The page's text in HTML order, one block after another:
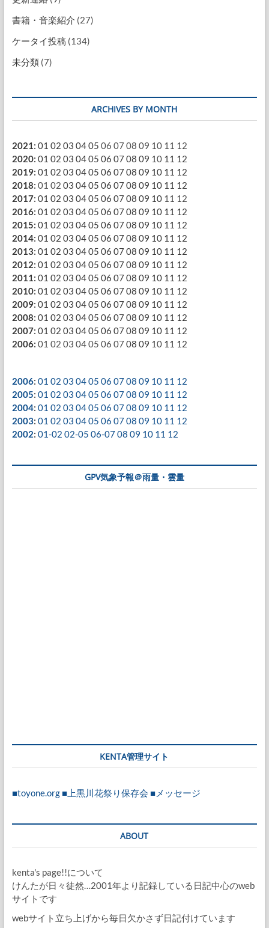
書籍・音楽紹介 (27)
ケータイ投稿(134)
未分類(7)
ARCHIVES BY MONTH
2021: 01 02 03 0405 06 07 08 09 10 11 12
2020: 01 02 03 0405 06 07 08 09 10 11 12
2019: 01 02 03 0405 06 07 08 09 10 11 12
2018: 01 02 03 0405 06 07 08 09 10 11 12
2017: 01 02 03 0405 06 07 08 09 10 11 12
2016: 01 02 03 0405 06 07 08 09 10 11 12
2015: 01 02 03 0405 06 07 08 09 10 11 12
2014: 01 02 03 0405 06 07 08 09 10 11 12
2013: 01 02 03 0405 06 07 08 09 10 11 12
2012: 01 02 03 0405 06 07 08 09 10 11 12
2011: 01 02 03 0405 06 07 08 09 10 11 12
2010: 01 02 03 0405 06 07 08 09 10 11 12
2009: 01 02 03 0405 06 07 08 09 10 11 12
2008: 01 02 03 0405 06 07 08 09 10 11 12
2007: 01 02 03 0405 06 07 08 09 10 11 12
2006: 01 02 03 0405 06 07 08 09 10 11 12
2006: 01 02 03 0405 06 0708 09 10 11 12
2005: 01 02 03 0405 06 0708 09 10 11 12
2004: 01 02 03 0405 06 0708 09 10 11 12
2003: 01 02 03 0405 06 0708 09 10 11 12
2002: 01-02 02-05 06-0708 09 10 11 12
GPV気象予報＠雨量・雲量
KENTA管理サイト
■toyone.org ■上黒川花祭り保存会 ■メッセージ
ABOUT
kenta's page!!について
けんたが日々徒然…2001年より記録している日記中心のweb
サイトです
webサイト立ち上げから毎日欠かさず日記付けています